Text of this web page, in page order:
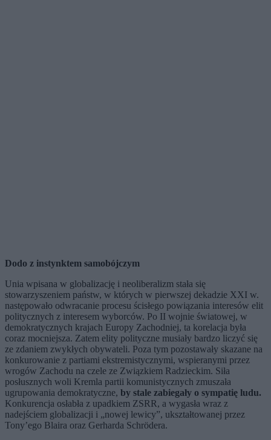
Dodo z instynktem samobójczym
Unia wpisana w globalizację i neoliberalizm stała się
stowarzyszeniem państw, w których w pierwszej dekadzie XXI w.
następowało odwracanie procesu ścisłego powiązania interesów elit
politycznych z interesem wyborców. Po II wojnie światowej, w
demokratycznych krajach Europy Zachodniej, ta korelacja była
coraz mocniejsza. Zatem elity polityczne musiały bardzo liczyć się
ze zdaniem zwykłych obywateli. Poza tym pozostawały skazane na
konkurowanie z partiami ekstremistycznymi, wspieranymi przez
wrogów Zachodu na czele ze Związkiem Radzieckim. Siła
posłusznych woli Kremla partii komunistycznych zmuszała
ugrupowania demokratyczne, by stale zabiegały o sympatię ludu.
Konkurencja osłabła z upadkiem ZSRR, a wygasła wraz z
nadejściem globalizacji i „nowej lewicy”, ukształtowanej przez
Tony’ego Blaira oraz Gerharda Schrödera.